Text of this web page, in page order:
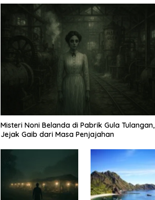
Misteri Noni Belanda di Pabrik Gula Tulangan,
Jejak Gaib dari Masa Penjajahan